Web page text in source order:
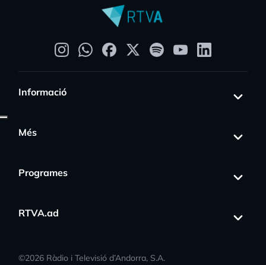
Informació
Més
Programes
RTVA.ad
©2026 Ràdio i Televisió d’Andorra, S.A.